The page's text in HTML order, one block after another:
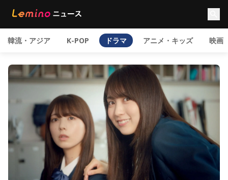
韓流・アジア K-POP ドラマ アニメ・キッズ 映画